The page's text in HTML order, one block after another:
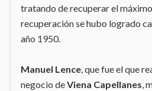
tratando de recuperar el
recuperación se hubo logrado
año 1950.
Manuel Lence, que fue el que
negocio deViena Capellanes,